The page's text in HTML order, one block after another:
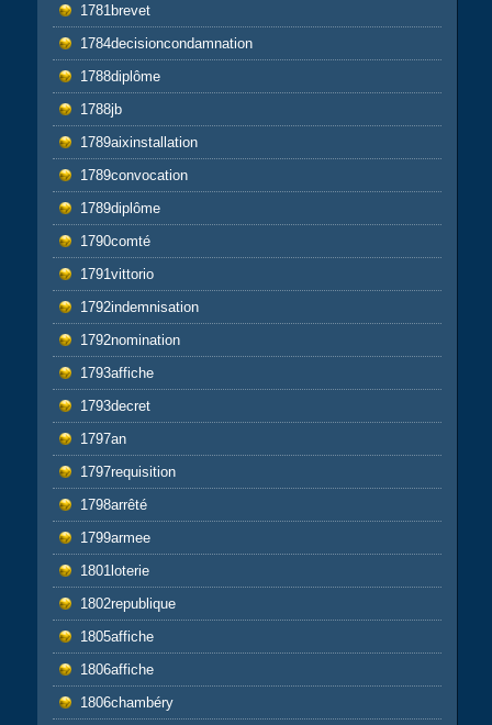
1781brevet
1784decisioncondamnation
1788diplôme
1788jb
1789aixinstallation
1789convocation
1789diplôme
1790comté
1791vittorio
1792indemnisation
1792nomination
1793affiche
1793decret
1797an
1797requisition
1798arrêté
1799armee
1801loterie
1802republique
1805affiche
1806affiche
1806chambéry